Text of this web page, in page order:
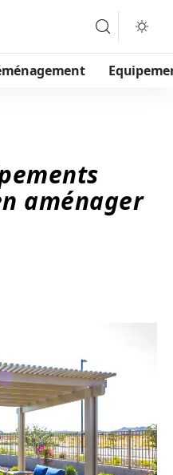
aménager